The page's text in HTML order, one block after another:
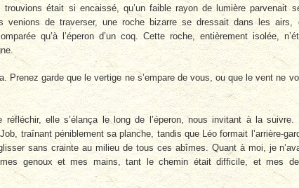
était si encaissé, qu’un faible rayon de lumière parvenait
venions de traverser, une roche bizarre se dressait dans les airs,
qu’à l’éperon d’un coq. Cette roche, entièrement isolée,
Prenez garde que le vertige ne s’empare de vous, ou que le vent ne
elle s’élança le long de l’éperon, nous invitant à la suivre.
traînant péniblement sa planche, tandis que Léo formait l’arrière-
sans crainte au milieu de tous ces abîmes. Quant à moi, je
genoux et mes mains, tant le chemin était difficile, et mes